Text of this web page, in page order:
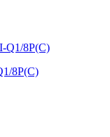
8P(C)